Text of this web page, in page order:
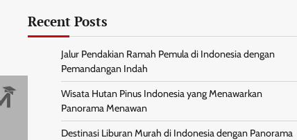
Recent Posts
Jalur Pendakian Ramah Pemula di Indonesia dengan
Pemandangan Indah
Wisata Hutan Pinus Indonesia yang Menawarkan
Panorama Menawan
Destinasi Liburan Murah di Indonesia dengan Panorama